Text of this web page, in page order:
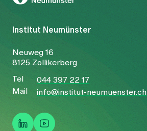
Institut Neumünster
Neuweg 16
8125 Zollikerberg
Tel
044 397 22 17
Mail
info@institut-neumuenster.ch